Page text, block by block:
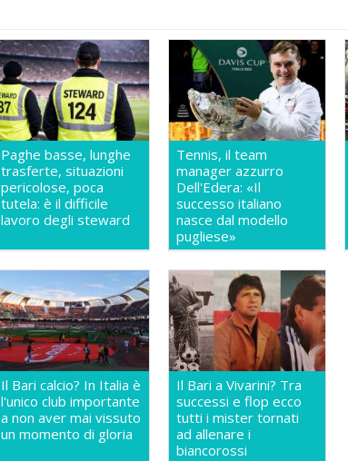
Paghe basse, lunghe
trasferte, situazioni
pericolose, poca
tutela: è il difficile
lavoro degli steward
Tennis, il team
manager azzurro
Dell'Edera: «Il
successo italiano
nasce dal modello
pugliese»
Il Bari calcio? In Italia è
l'unico club importante
a non aver mai vissuto
un momento di gloria
Il Bari a Vivarini? Tra
successi e flop ecco
tutti i mister tornati
ad allenare i
biancorossi